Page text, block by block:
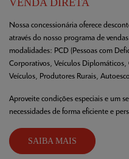
VENDA DIRETA
Nossa concessionária oferece
através do nosso programa de
modalidades: PCD (Pessoas com
Corporativos, Veículos Diplomáticos,
Veículos, Produtores Rurais,
Aproveite condições especiais e um
necessidades de forma eficiente e
SAIBA MAIS